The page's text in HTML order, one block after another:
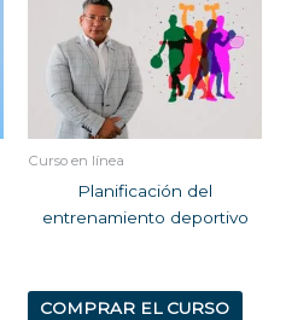
Curso en línea
Planificación del
entrenamiento deportivo
COMPRAR EL CURSO